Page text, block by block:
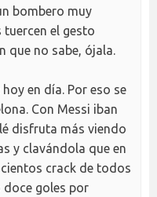
bombero muy
el gesto
que no sabe, ójala.
en día. Por eso se
Con Messi iban
disfruta más viendo
y clavándola que en
crack de todos
goles por